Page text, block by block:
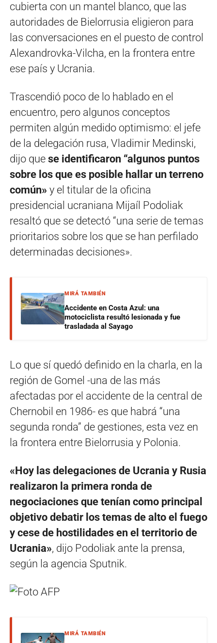
cubierta con un mantel blanco, que las
autoridades de Bielorrusia eligieron para
las conversaciones en el puesto de control
Alexandrovka-Vilcha, en la frontera entre
ese país y Ucrania.
Trascendió poco de lo hablado en el
encuentro, pero algunos conceptos
permiten algún medido optimismo: el jefe
de la delegación rusa, Vladimir Medinski,
dijo que se identificaron “algunos puntos
sobre los que es posible hallar un terreno
común» y el titular de la oficina
presidencial ucraniana Mijaíl Podoliak
resaltó que se detectó “una serie de temas
prioritarios sobre los que se han perfilado
determinadas decisiones».
MIRÁ TAMBIÉN
Accidente en Costa Azul: una
motociclista resultó lesionada y fue
trasladada al Sayago
Lo que sí quedó definido en la charla, en la
región de Gomel -una de las más
afectadas por el accidente de la central de
Chernobil en 1986- es que habrá “una
segunda ronda” de gestiones, esta vez en
la frontera entre Bielorrusia y Polonia.
«Hoy las delegaciones de Ucrania y Rusia
realizaron la primera ronda de
negociaciones que tenían como principal
objetivo debatir los temas de alto el fuego
y cese de hostilidades en el territorio de
Ucrania», dijo Podoliak ante la prensa,
según la agencia Sputnik.
MIRÁ TAMBIÉN